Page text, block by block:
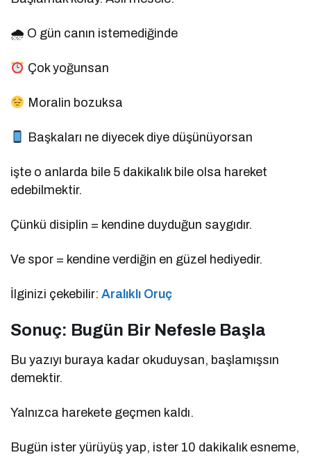
🌧 O gün canın istemediğinde
Çok yoğunsan
Moralin bozuksa
Başkaları ne diyecek diye düşünüyorsan
işte o anlarda bile 5 dakikalık bile olsa hareket
edebilmektir.
Çünkü disiplin = kendine duyduğun saygıdır.
Ve spor = kendine verdiğin en güzel hediyedir.
İlginizi çekebilir:Aralıklı Oruç
Sonuç: Bugün Bir Nefesle Başla
Bu yazıyı buraya kadar okuduysan, başlamışsın
demektir.
Yalnızca harekete geçmen kaldı.
Bugün ister yürüyüş yap, ister 10 dakikalık esneme,